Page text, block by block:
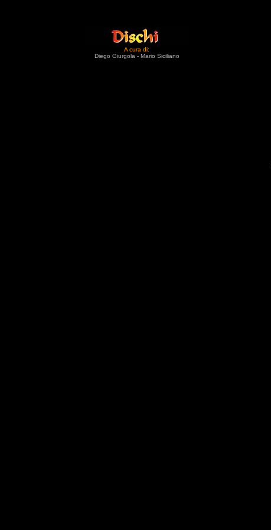
A cura di:
Diego Giurgola - Mario Siciliano